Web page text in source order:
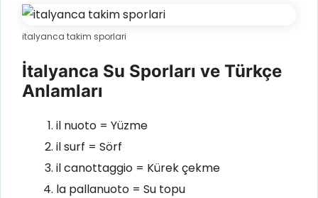
italyanca takim sporlari
İtalyanca Su Sporları ve Türkçe
Anlamları
il nuoto = Yüzme
il surf = Sörf
il canottaggio = Kürek çekme
la pallanuoto = Su topu